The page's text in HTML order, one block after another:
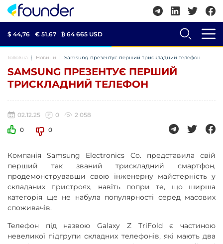
$ 44,76 € 51,67 ₿ 64 665 USD
Головна Новини Samsung презентує перший трискладний телефон
SAMSUNG ПРЕЗЕНТУЄ ПЕРШИЙ
ТРИСКЛАДНИЙ ТЕЛЕФОН
02.12.25 0
2 058
0
0
Компанія Samsung Electronics Co. представила свій
перший так званий трискладний смартфон,
продемонструвавши свою інженерну майстерність у
складаних пристроях, навіть попри те, що ширша
категорія ще не набула популярності серед масових
споживачів.
Телефон під назвою Galaxy Z TriFold є частиною
невеликої підгрупи складних телефонів, які мають два